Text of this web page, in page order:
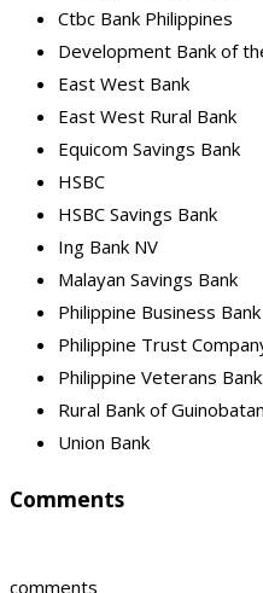
Ctbc Bank Philippines
Development Bank of
East West Bank
East West Rural Bank
Equicom Savings Bank
HSBC
HSBC Savings Bank
Ing Bank NV
Malayan Savings Bank
Philippine Business Bank
Philippine Trust
Philippine Veterans Bank
Rural Bank of Guinobatan
Union Bank
Comments
comments